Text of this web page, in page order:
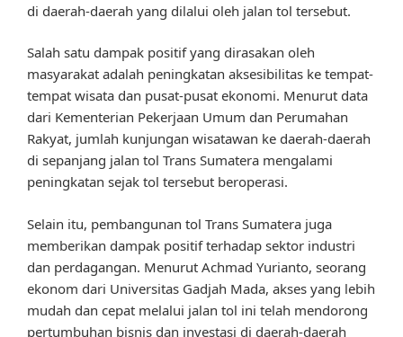
di daerah-daerah yang dilalui oleh jalan tol tersebut.
Salah satu dampak positif yang dirasakan oleh
masyarakat adalah peningkatan aksesibilitas ke tempat-
tempat wisata dan pusat-pusat ekonomi. Menurut data
dari Kementerian Pekerjaan Umum dan Perumahan
Rakyat, jumlah kunjungan wisatawan ke daerah-daerah
di sepanjang jalan tol Trans Sumatera mengalami
peningkatan sejak tol tersebut beroperasi.
Selain itu, pembangunan tol Trans Sumatera juga
memberikan dampak positif terhadap sektor industri
dan perdagangan. Menurut Achmad Yurianto, seorang
ekonom dari Universitas Gadjah Mada, akses yang lebih
mudah dan cepat melalui jalan tol ini telah mendorong
pertumbuhan bisnis dan investasi di daerah-daerah